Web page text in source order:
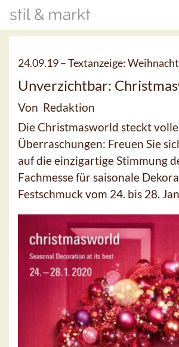
24.09.19 –Textanzeige:
Unverzichtbar:
Von Redaktion
Die Christmasworld steckt
Überraschungen: Freuen Sie
auf die einzigartige Stimmung
Fachmesse für saisonale
Festschmuck vom 24. bis 28.